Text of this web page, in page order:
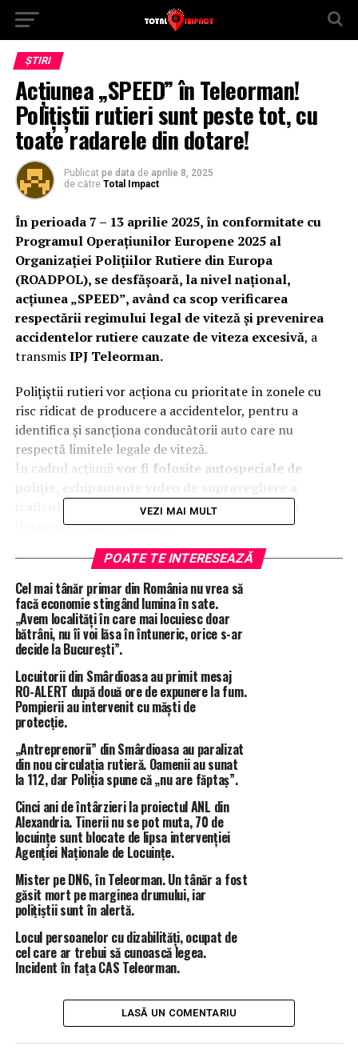
ȘTIRI
Acțiunea „SPEED” în Teleorman!
Polițiștii rutieri sunt peste tot, cu
toate radarele din dotare!
Publicat pe data de aprilie 8, 2025
de către Total Impact
În perioada 7 – 13 aprilie 2025, în conformitate cu
Programul Operațiunilor Europene 2025 al
Organizației Polițiilor Rutiere din Europa
(ROADPOL), se desfășoară, la nivel național,
acțiunea „SPEED”, având ca scop verificarea
respectării regimului legal de viteză și prevenirea
accidentelor rutiere cauzate de viteza excesivă, a
transmisIPJ Teleorman.
Polițiștii rutieri vor acționa cu prioritate în zonele cu
risc ridicat de producere a accidentelor, pentru a
identifica și sancționa conducătorii auto care nu
respectă limitele legale de viteză.
În cadrul acțiunii vor fi folosite autospeciale de
traficului și dispozitive radar performante din
dotarea Poliției Române.
Începând cu această săptămână, polițiștii rutieri vor
desfășura acțiuni de control în zonele cunoscute pentru
frecvența crescută a accidentelor, urmărind reducerea
riscurilor de accidente și creșterea nivelului de
conștientizare în rândul șoferilor.
Recomandările polițiștilor pentru conducătorii auto:
• Reduceți viteza în apropierea trecerilor pentru
pietoni;
• Adaptați viteza la condițiile meteo;
• Evitați să “recuperați” timpul pierdut prin
depășirea limitelor legale de viteză;
• Țineți cont de faptul că viteza excesivă nu doar că
favorizează producerea accidentelor, dar și
agravează considerabil consecințele acestora.
Respectați regulile de circulație, conduceți cu
prudență și responsabilitate! Viața are prioritate!
ÎNTÂMPLĂRI RECERENTE
ACTIUNE POLITIA TELEORMAN
IPJ TELEORMAN
RADAR TELEORMAN
STIRI TELEORMAN
TOTAL IMPACT
Fără autovehicule zgomotoase pe străzile din
Alexandria! Un nou regulament de conviețuire socială!
VEZI MAI MULT
POATE TE INTERESEAZĂ
Cel mai tânăr primar din România nu vrea să
facă economie stingând lumina în sate.
„Avem localități în care mai locuiesc doar
bătrâni, nu îi voi lăsa în întuneric, orice s-ar
decide la București”.
Locuitorii din Smârdioasa au primit mesaj
RO-ALERT după două ore de expunere la fum.
Pompierii au intervenit cu măști de
protecție.
„Antreprenorii” din Smârdioasa au paralizat
din nou circulația rutieră. Oamenii au sunat
la 112, dar Poliția spune că „nu are făptaș”.
Cinci ani de întârzieri la proiectul ANL din
Alexandria. Tinerii nu se pot muta, 70 de
locuințe sunt blocate de lipsa intervenției
Agenției Naționale de Locuințe.
Mister pe DN6, în Teleorman. Un tânăr a fost
găsit mort pe marginea drumului, iar
polițiștii sunt în alertă.
Locul persoanelor cu dizabilități, ocupat de
cel care ar trebui să cunoască legea.
Incident în fața CAS Teleorman.
LASĂ UN COMENTARIU